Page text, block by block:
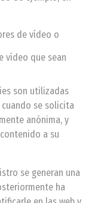
de vídeo o
vídeo que sean
son utilizadas
cuando se solicita
anónima, y
a su
se generan una
ha